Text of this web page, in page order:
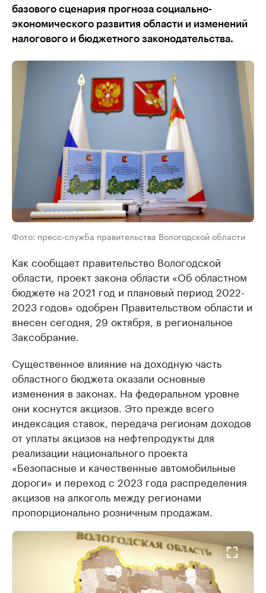
базового сценария прогноза социально-
экономического развития области и изменений
налогового и бюджетного законодательства.
Фото: пресс-служба правительства Вологодской области
Как сообщает правительство Вологодской
области, проект закона области «Об областном
бюджете на 2021 год и плановый период 2022-
2023 годов» одобрен Правительством области и
внесен сегодня, 29 октября, в региональное
Заксобрание.
Существенное влияние на доходную часть
областного бюджета оказали основные
изменения в законах. На федеральном уровне
они коснутся акцизов. Это прежде всего
индексация ставок, передача регионам доходов
от уплаты акцизов на нефтепродукты для
реализации национального проекта
«Безопасные и качественные автомобильные
дороги» и переход с 2023 года распределения
акцизов на алкоголь между регионами
пропорционально розничным продажам.